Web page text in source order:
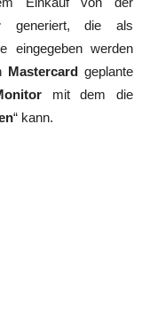
generiert, die als
eingegeben werden
Mastercard geplante
mit dem die
“ kann.